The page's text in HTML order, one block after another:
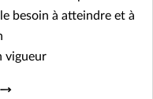
besoin à atteindre et à
vigueur